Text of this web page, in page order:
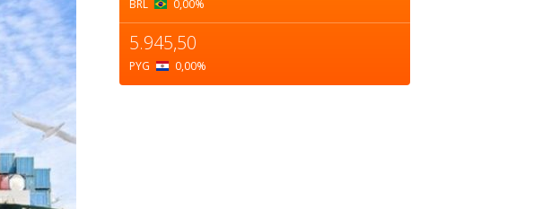
BRL 0,00%
5.945,50
PYG 0,00%